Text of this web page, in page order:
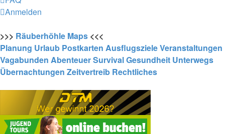
Anmelden
>>> Räuberhöhle Maps <<<
Planung Urlaub Postkarten AusflugszieleVeranstaltungen
Vagabunden AbenteuerSurvivalGesundheit Unterwegs
Übernachtungen Zeitvertreib Rechtliches